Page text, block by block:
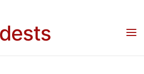
dests
Conference “Energy Futures – Emerging Pathways